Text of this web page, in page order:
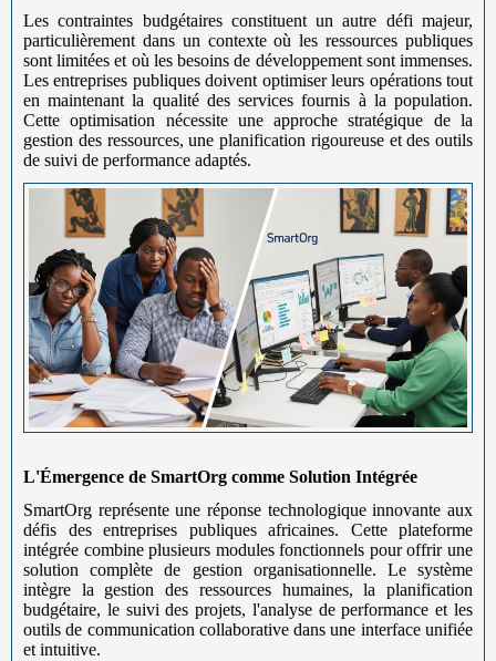
Les contraintes budgétaires constituent un autre défi majeur,
particulièrement dans un contexte où les ressources publiques
sont limitées et où les besoins de développement sont immenses.
Les entreprises publiques doivent optimiser leurs opérations tout
en maintenant la qualité des services fournis à la population.
Cette optimisation nécessite une approche stratégique de la
gestion des ressources, une planification rigoureuse et des outils
de suivi de performance adaptés.
L'Émergence de SmartOrg comme Solution Intégrée
SmartOrg représente une réponse technologique innovante aux
défis des entreprises publiques africaines. Cette plateforme
intégrée combine plusieurs modules fonctionnels pour offrir une
solution complète de gestion organisationnelle. Le système
intègre la gestion des ressources humaines, la planification
budgétaire, le suivi des projets, l'analyse de performance et les
outils de communication collaborative dans une interface unifiée
et intuitive.